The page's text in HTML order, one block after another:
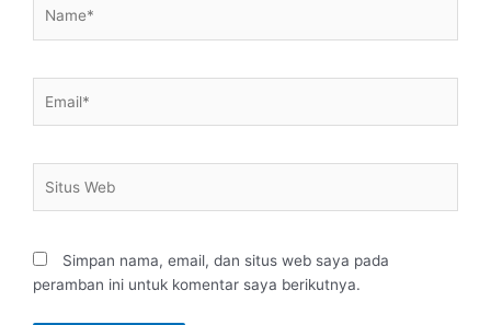
Web
Simpan nama, email, dan situs web saya pada
peramban ini untuk komentar saya berikutnya.